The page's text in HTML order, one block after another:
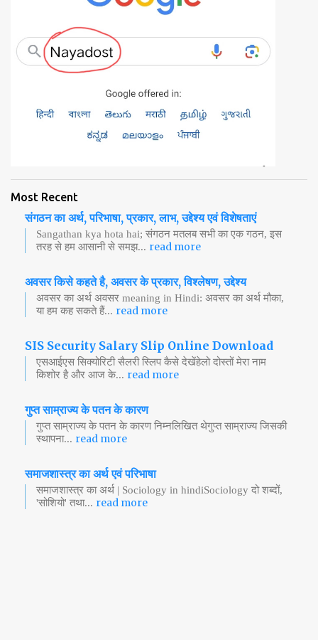
Most Recent
संगठन का अर्थ, परिभाषा, प्रकार, लाभ, उद्देश्य एवं विशेषताएं
Sangathan kya hota hai; संगठन मतलब सभी का एक गठन, इस
तरह से हम आसानी से समझ... read more
अवसर किसे कहते है, अवसर के प्रकार, विश्लेषण, उद्देश्य
अवसर का अर्थ अवसर meaning in Hindi: अवसर का अर्थ मौका,
या हम कह सकते हैं... read more
SIS Security Salary Slip Online Download
एसआईएस सिक्योरिटी सैलरी स्लिप कैसे देखेंहेलो दोस्तों मेरा नाम
किशोर है और आज के... read more
गुप्त साम्राज्य के पतन के कारण
गुप्त साम्राज्य के पतन के कारण निम्नलिखित थेगुप्त साम्राज्य जिसकी
स्थापना... read more
समाजशास्त्र का अर्थ एवं परिभाषा
समाजशास्त्र का अर्थ | Sociology in hindiSociology दो शब्दों,
'सोशियो' तथा... read more